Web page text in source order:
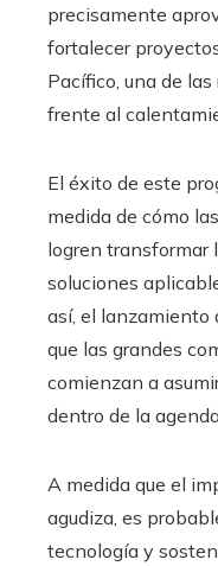
precisamente
fortalecer
Pacífico, una de
frente al
El éxito de este
medida de cómo
logren transformar
soluciones
así, el lanzamiento
que las grandes
comienzan a
dentro de la
A medida que el
agudiza, es
tecnología y